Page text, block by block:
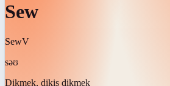
Sew
SewV
səʊ
Dikmek, dikiş dikmek